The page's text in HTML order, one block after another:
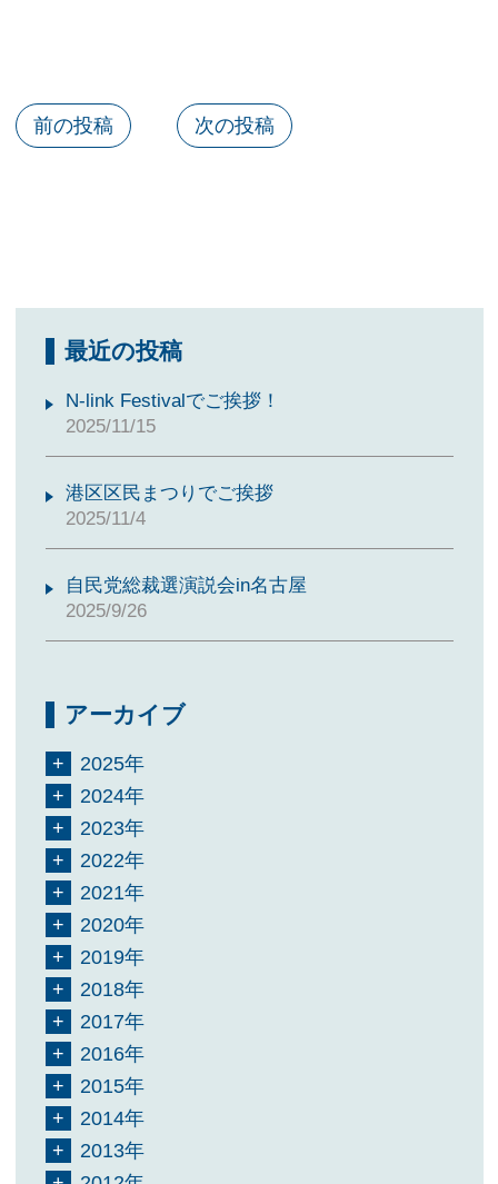
前の投稿 次の投稿
最近の投稿
N-link Festivalでご挨拶！
2025/11/15
港区区民まつりでご挨拶
2025/11/4
自民党総裁選演説会in名古屋
2025/9/26
アーカイブ
2025年
2024年
2023年
2022年
2021年
2020年
2019年
2018年
2017年
2016年
2015年
2014年
2013年